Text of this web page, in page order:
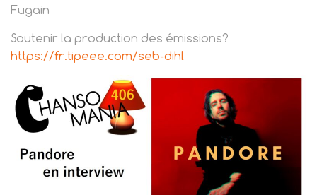
Fugain
Soutenir la production des émissions?
https://fr.tipeee.com/seb-dihl